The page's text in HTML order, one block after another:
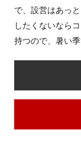
で、設営はあっ
したくないなら
持つので、暑い季